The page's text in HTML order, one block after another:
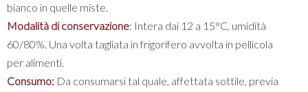
bianco in quelle miste.
Modalità di conservazione: Intera dai 12 a 15°C, umidità
60/80%. Una volta tagliata in frigorifero avvolta in pellicola
per alimenti.
Consumo: Da consumarsi tal quale, affettata sottile, previa